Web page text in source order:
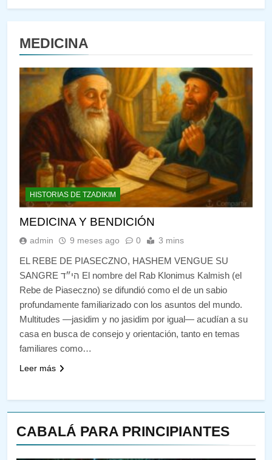
CABALÁ PARA PRINCIPIANTES
MEDICINA
HISTORIAS DE TZADIKIM
MEDICINA Y BENDICIÓN
admin 9 meses ago 0 3 mins
EL REBE DE PIASECZNO, HASHEM VENGUE SU
SANGRE הי״ד El nombre del Rab Klonimus Kalmish (el
Rebe de Piaseczno) se difundió como el de un sabio
profundamente familiarizado con los asuntos del mundo.
Multitudes —jasidim y no jasidim por igual— acudían a su
casa en busca de consejo y orientación, tanto en temas
familiares como…
Leer más